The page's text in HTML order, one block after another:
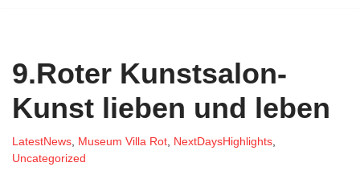
9.Roter Kunstsalon-
Kunst lieben und leben
LatestNews, Museum Villa Rot, NextDaysHighlights,
Uncategorized